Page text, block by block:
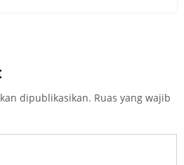
dipublikasikan. Ruas yang wajib